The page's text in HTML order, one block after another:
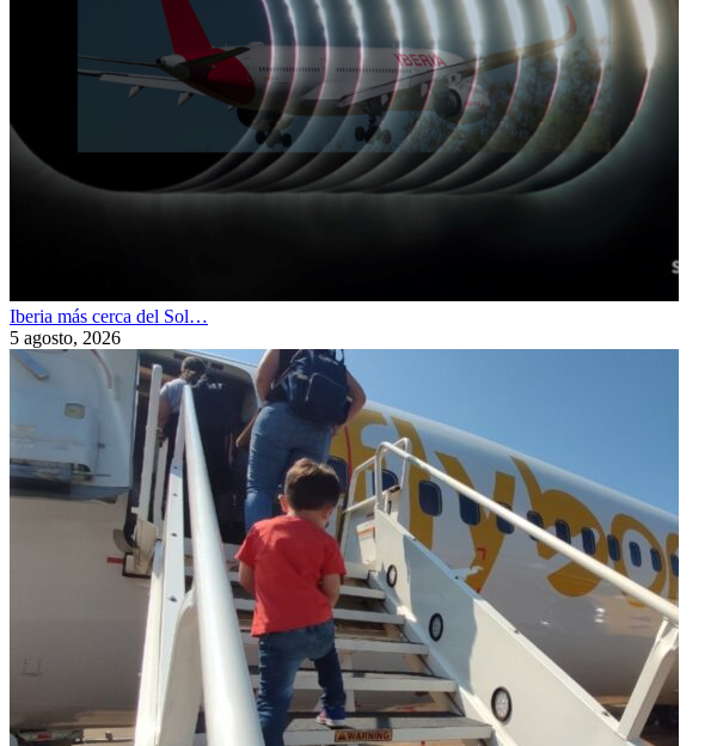
Iberia más cerca del Sol…
5 agosto, 2026